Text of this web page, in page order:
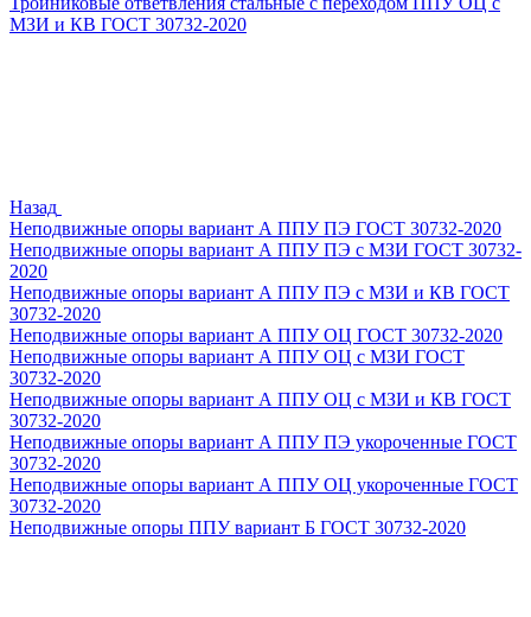
МЗИ и КВ ГОСТ 30732-2020
Назад
Неподвижные опоры вариант А ППУ ПЭ ГОСТ 30732-2020
Неподвижные опоры вариант А ППУ ПЭ с МЗИ ГОСТ 30732-
2020
Неподвижные опоры вариант А ППУ ПЭ с МЗИ и КВ ГОСТ
30732-2020
Неподвижные опоры вариант А ППУ ОЦ ГОСТ 30732-2020
Неподвижные опоры вариант А ППУ ОЦ с МЗИ ГОСТ
30732-2020
Неподвижные опоры вариант А ППУ ОЦ с МЗИ и КВ ГОСТ
30732-2020
Неподвижные опоры вариант А ППУ ПЭ укороченные ГОСТ
30732-2020
Неподвижные опоры вариант А ППУ ОЦ укороченные ГОСТ
30732-2020
Неподвижные опоры ППУ вариант Б ГОСТ 30732-2020